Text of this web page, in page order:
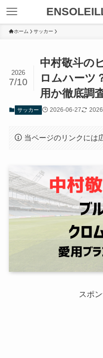
ホーム サッカー
中村敬斗の
ロムハーツ
用か徹底調
2026
7/10
サッカー 2026-06-27
当ページのリンクには
スポ